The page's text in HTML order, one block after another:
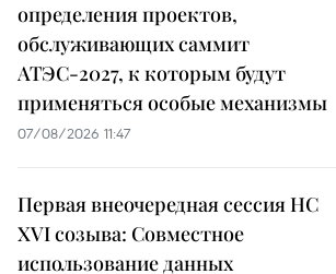
определения проектов,
обслуживающих саммит
АТЭС-2027, к которым будут
применяться особые механизмы
07/08/2026 11:47
Первая внеочередная сессия НС
XVI созыва: Совместное
использование данных